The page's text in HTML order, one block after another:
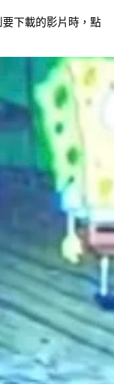
下載的影片時，點